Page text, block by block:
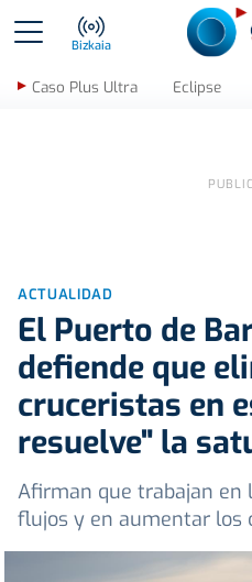
Bizkaia
Caso Plus Ultra Eclipse
ACTUALIDAD
El Puerto de
defiende que
cruceristas en
resuelve" la
Afirman que trabajan en
flujos y en aumentar los